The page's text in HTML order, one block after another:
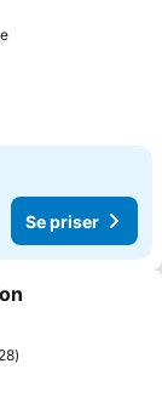
Se priser